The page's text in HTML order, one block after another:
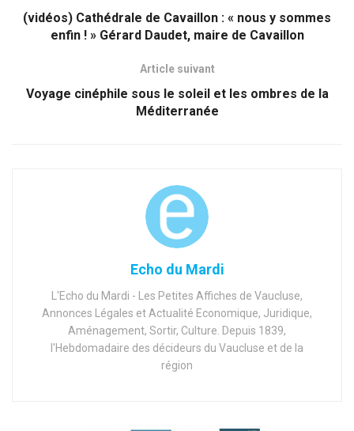
(vidéos) Cathédrale de Cavaillon : « nous y sommes
enfin ! » Gérard Daudet, maire de Cavaillon
Article suivant
Voyage cinéphile sous le soleil et les ombres de la
Méditerranée
Echo du Mardi
L'Echo du Mardi - Les Petites Affiches de Vaucluse,
Annonces Légales et Actualité Economique, Juridique,
Aménagement, Sortir, Culture. Depuis 1839,
l'Hebdomadaire des décideurs du Vaucluse et de la
région